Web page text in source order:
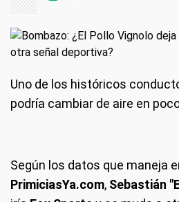
Uno de los históricos
podría cambiar de aire en
Según los datos que maneja
PrimiciasYa.com, Sebastián